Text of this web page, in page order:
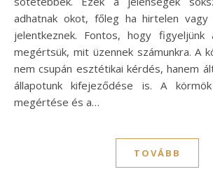
adhatnak okot, főleg ha hirtelen vagy
jelentkeznek. Fontos, hogy figyeljünk
megértsük, mit üzennek számunkra. A
nem csupán esztétikai kérdés, hanem
állapotunk kifejeződése is. A
megértése és a…
TOVÁBB